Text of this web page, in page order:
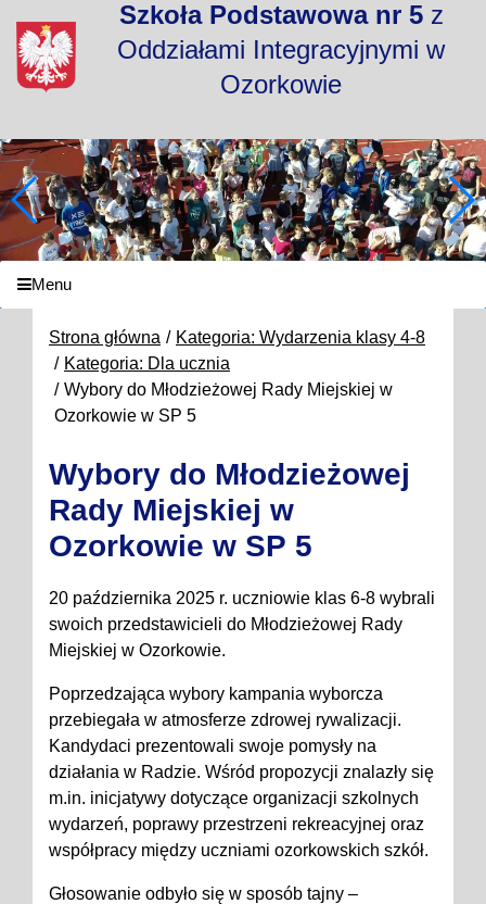
Szkoła Podstawowa nr 5z
Oddziałami Integracyjnymi w
Ozorkowie
Menu
Strona główna
Kategoria: Wydarzenia klasy 4-8
Kategoria: Dla ucznia
Wybory do Młodzieżowej Rady Miejskiej w
Ozorkowie w SP 5
Wybory do Młodzieżowej
Rady Miejskiej w
Ozorkowie w SP 5
20 października 2025 r. uczniowie klas 6-8 wybrali
swoich przedstawicieli do Młodzieżowej Rady
Miejskiej w Ozorkowie.
Poprzedzająca wybory kampania wyborcza
przebiegała w atmosferze zdrowej rywalizacji.
Kandydaci prezentowali swoje pomysły na
działania w Radzie. Wśród propozycji znalazły się
m.in. inicjatywy dotyczące organizacji szkolnych
wydarzeń, poprawy przestrzeni rekreacyjnej oraz
współpracy między uczniami ozorkowskich szkół.
Głosowanie odbyło się w sposób tajny –